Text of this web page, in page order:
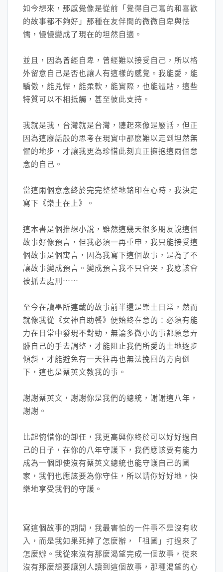
如今想來，那感覺像是從前「覺得自己寫的和喜歡
的故事都不夠好」那種在友伴間的微微自卑與怯
懦，慢慢變成了現在的坦然自適。
並且，因為曾經自卑，曾經難以接受自己，所以格
外留意自己是否也讓人有這樣的感覺。我能愛，能
驕傲，能兇悍，能柔軟，能實際，也能體貼，這些
特質可以不相抵觸，甚至彼此支持。
我就是我，台灣就是台灣，聽起來像是廢話，但正
因為這廢話般的思考在現實中那麼難以走到坦然無
懼的地步，才讓我更為珍惜此刻真正擁抱這兩個意
念的自己。
當這兩個意念終於完完整整地銘印在心時，我決定
寫下《樂土在上》。
這本書是個推想小說，雖然這幾天很多朋友說這個
故事好像預言，但我必須一再重申，我只能接受這
個故事是個寓言，因為我寫下這個故事，是為了不
讓故事變成預言。變成預言我不只會哭，我應該會
被抓去處刑⋯⋯
至今在讀墨所連載的故事前半還是樂土日常，然而
就像我從《女神自助餐》便始終在意的：必須有能
力在日常中發現不對勁，無論多微小的事都願意弄
髒自己的手去調整，才能阻止我們所愛的土地逐步
傾斜，才能避免有一天往再也無法挽回的方向倒
下，這也是蔡英文教我的事。
謝謝蔡英文，謝謝你是我們的總統，謝謝這八年，
謝謝。
比起惋惜你的卸任，我更高興你終於可以好好過自
己的日子，在你的八年守護下，我們應該要有能力
成為一個即使沒有蔡英文總統也能守護自己的國
家，我們也應該要為你守住，所以請你好好地，快
樂地享受我們的守護。
寫這個故事的期間，我最害怕的一件事不是沒有收
入，而是我如果死掉了怎麼辦，「祖國」打過來了
怎麼辦。我從來沒有那麼渴望完成一個故事，從來
沒有那麼想要讓別人讀到這個故事，那種渴望的心